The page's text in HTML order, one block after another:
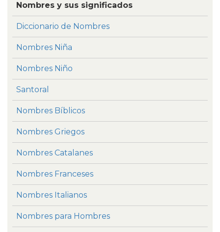
Nombres y sus significados
Diccionario de Nombres
Nombres Niña
Nombres Niño
Santoral
Nombres Bíblicos
Nombres Griegos
Nombres Catalanes
Nombres Franceses
Nombres Italianos
Nombres para Hombres